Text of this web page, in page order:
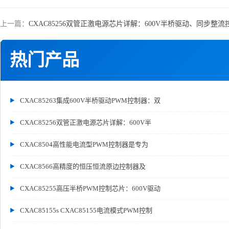
热门产品
CXAC85263集成600V半桥驱动PWM控制器：双
CXAC85256双管正激电源芯片详解：600V半
CXAC8504高性能电流型PWM控制器是专为
CXAC8566高精度的恒压恒流原边控制器及
CXAC85255高压半桥PWM控制芯片：600V驱动
CXAC85155s CXAC85155电流模式PWM控制
上一篇： CXAC85256双管正激电源芯片详解：600V半桥驱动、同步整流